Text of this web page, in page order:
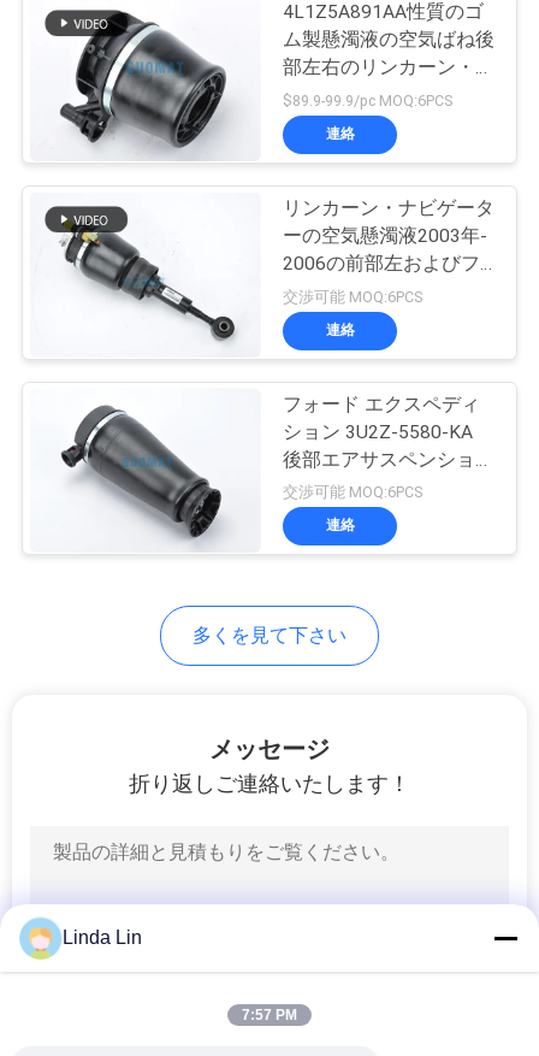
PRIVACY
POLICY
リンカーンのエア
ー バッグ
66
VWの空気衝撃
39
バス空気ばね
4L1Z5A891AA性質のゴ
ム製懸濁液の空気ばね後
部左右のリンカーン・ナ
ビゲーター
$89.9-99.9/pc MOQ:6PCS
連絡
リンカーン・ナビゲータ
ーの空気懸濁液2003年-
2006の前部左およびフ
ォード・エクスペディシ
ョン6L74-3C098-BCの
修理部品
交渉可能 MOQ:6PCS
連絡
フォード エクスペディ
ション 3U2Z-5580-KA
後部エアサスペンション
春 1997-2002 リンカー
ン ナビゲーター
交渉可能 MOQ:6PCS
連絡
多くを見て下さい
メッセージ
折り返しご連絡いたします！
Linda Lin
7:57 PM